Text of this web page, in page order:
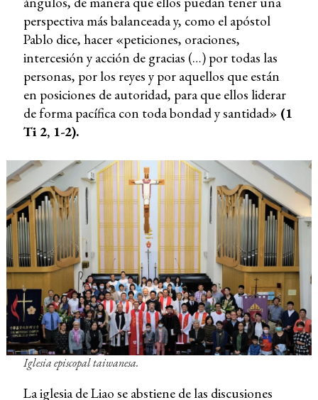
perspectiva más balanceada y, como el apóstol
Pablo dice, hacer «peticiones, oraciones,
intercesión y acción de gracias (…) por todas las
personas, por los reyes y por aquellos que están
en posiciones de autoridad, para que ellos liderar
de forma pacífica con toda bondad y santidad» (1
Ti 2, 1-2).
Iglesia episcopal taiwanesa.
La iglesia de Liao se abstiene de las discusiones